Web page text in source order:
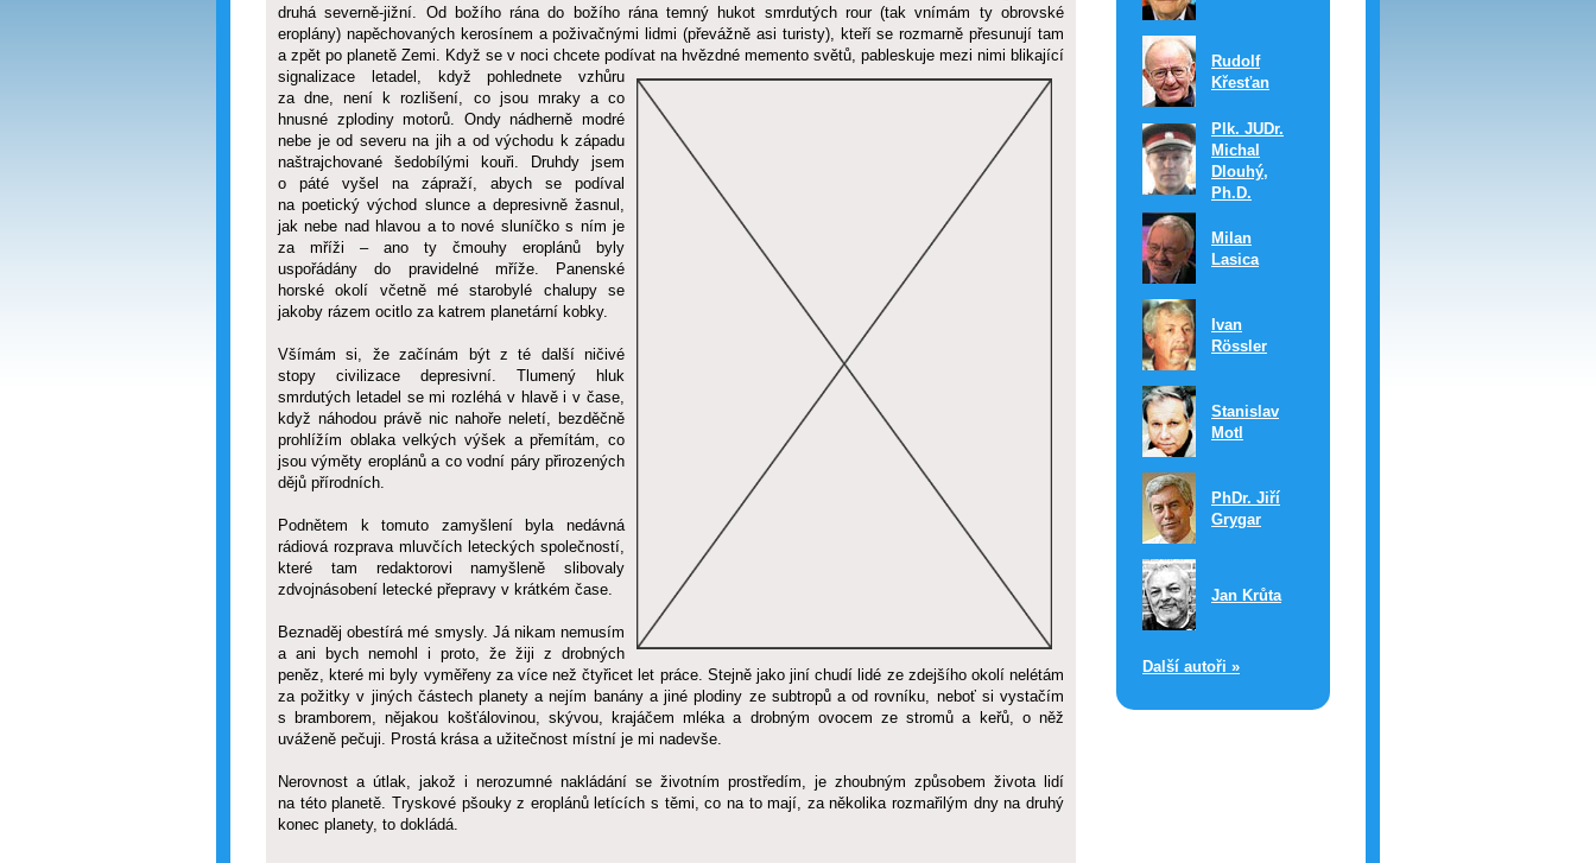
druhá severně-jižní. Od božího rána do božího rána temný hukot smrdutých rour (tak vnímám ty obrovské
eroplány) napěchovaných kerosínem a poživačnými lidmi (převážně asi turisty), kteří se rozmarně přesunují tam
a zpět po planetě Zemi. Když se v noci chcete podívat na hvězdné memento světů, pableskuje mezi nimi blikající
signalizace letadel, když pohlednete vzhůru
za dne, není k rozlišení, co jsou mraky a co
hnusné zplodiny motorů. Ondy nádherně modré
nebe je od severu na jih a od východu k západu
naštrajchované šedobílými kouři. Druhdy jsem
o páté vyšel na zápraží, abych se podíval
na poetický východ slunce a depresivně žasnul,
jak nebe nad hlavou a to nové sluníčko s ním je
za mříži – ano ty čmouhy eroplánů byly
uspořádány do pravidelné mříže. Panenské
horské okolí včetně mé starobylé chalupy se
jakoby rázem ocitlo za katrem planetární kobky.
Všímám si, že začínám být z té další ničivé
stopy civilizace depresivní. Tlumený hluk
smrdutých letadel se mi rozléhá v hlavě i v čase,
když náhodou právě nic nahoře neletí, bezděčně
prohlížím oblaka velkých výšek a přemítám, co
jsou výměty eroplánů a co vodní páry přirozených
dějů přírodních.
Podnětem k tomuto zamyšlení byla nedávná
rádiová rozprava mluvčích leteckých společností,
které tam redaktorovi namyšleně slibovaly
zdvojnásobení letecké přepravy v krátkém čase.
Beznaděj obestírá mé smysly. Já nikam nemusím
a ani bych nemohl i proto, že žiji z drobných
peněz, které mi byly vyměřeny za více než čtyřicet let práce. Stejně jako jiní chudí lidé ze zdejšího okolí nelétám
za požitky v jiných částech planety a nejím banány a jiné plodiny ze subtropů a od rovníku, neboť si vystačím
s bramborem, nějakou košťálovinou, skývou, krajáčem mléka a drobným ovocem ze stromů a keřů, o něž
uváženě pečuji. Prostá krása a užitečnost místní je mi nadevše.
Nerovnost a útlak, jakož i nerozumné nakládání se životním prostředím, je zhoubným způsobem života lidí
na této planetě. Tryskové pšouky z eroplánů letících s těmi, co na to mají, za několika rozmařilým dny na druhý
konec planety, to dokládá.
Rudolf
Křesťan
Plk. JUDr.
Michal
Dlouhý,
Ph.D.
Milan
Lasica
Ivan
Rössler
Stanislav
Motl
PhDr. Jiří
Grygar
Jan Krůta
Další autoři »